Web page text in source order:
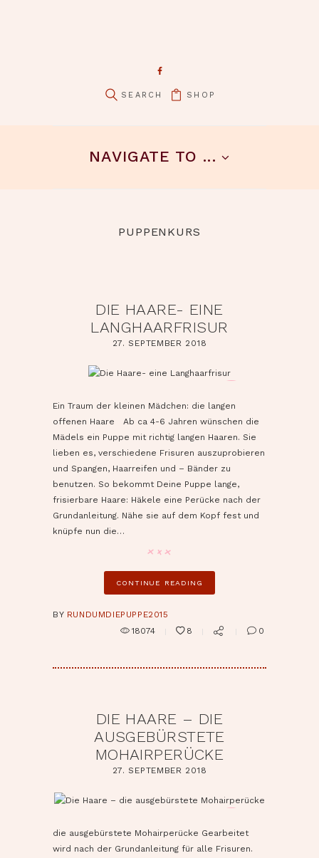
SHOP
NAVIGATE TO ...
PUPPENKURS
DIE HAARE- EINE
LANGHAARFRISUR
27. SEPTEMBER 2018
Ein Traum der kleinen Mädchen: die langen
offenen Haare Ab ca 4-6 Jahren wünschen die
Mädels ein Puppe mit richtig langen Haaren. Sie
lieben es, verschiedene Frisuren auszuprobieren
und Spangen, Haarreifen und – Bänder zu
benutzen. So bekommt Deine Puppe lange,
frisierbare Haare: Häkele eine Perücke nach der
Grundanleitung. Nähe sie auf dem Kopf fest und
knüpfe nun die…
CONTINUE READING
BY RUNDUMDIEPUPPE2015
18074
8 0
DIE HAARE – DIE
AUSGEBÜRSTETE
MOHAIRPERÜCKE
27. SEPTEMBER 2018
die ausgebürstete Mohairperücke Gearbeitet
wird nach der Grundanleitung für alle Frisuren.